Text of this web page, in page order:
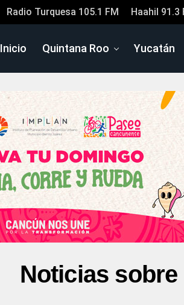
Radio Turquesa 105.1 FM Haahil 91.3
Inicio Quintana Roo Yucatán
Noticias